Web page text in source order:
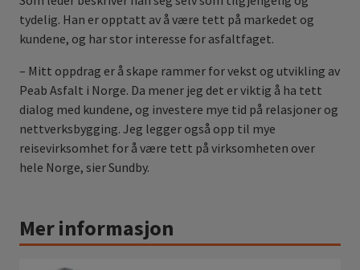
tydelig. Han er opptatt av å være tett på markedet og
kundene, og har stor interesse for asfaltfaget.
– Mitt oppdrag er å skape rammer for vekst og utvikling av
Peab Asfalt i Norge. Da mener jeg det er viktig å ha tett
dialog med kundene, og investere mye tid på relasjoner og
nettverksbygging. Jeg legger også opp til mye
reisevirksomhet for å være tett på virksomheten over
hele Norge, sier Sundby.
Mer informasjon